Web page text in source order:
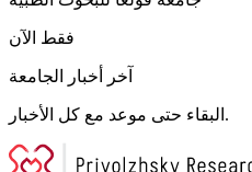
فقط الآن
آخر أخبار الجامعة
البقاء حتى موعد مع كل الأخبار.